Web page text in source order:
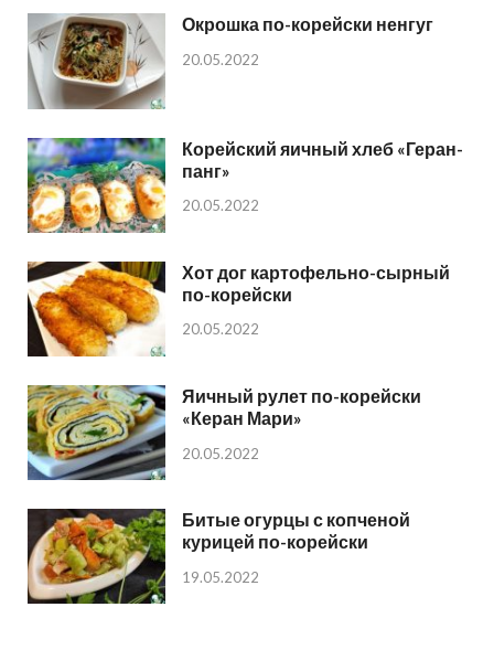
Окрошка по-корейски ненгуг
20.05.2022
Корейский яичный хлеб «Геран-
панг»
20.05.2022
Хот дог картофельно-сырный
по-корейски
20.05.2022
Яичный рулет по-корейски
«Керан Мари»
20.05.2022
Битые огурцы с копченой
курицей по-корейски
19.05.2022